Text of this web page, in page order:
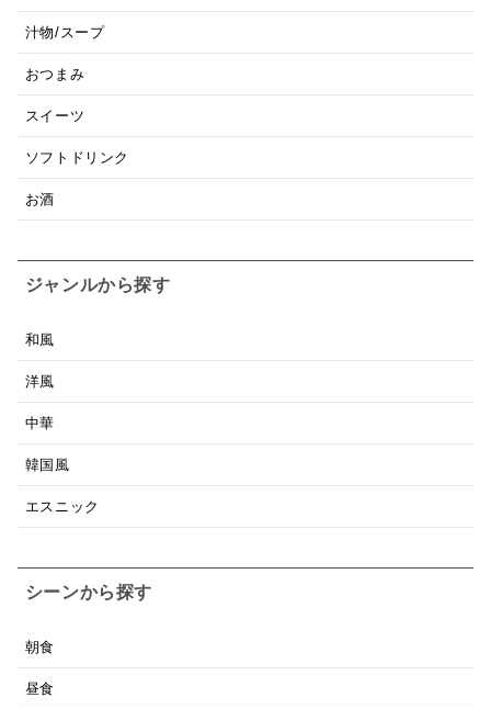
汁物/スープ
おつまみ
スイーツ
ソフトドリンク
お酒
ジャンルから探す
和風
洋風
中華
韓国風
エスニック
シーンから探す
朝食
昼食